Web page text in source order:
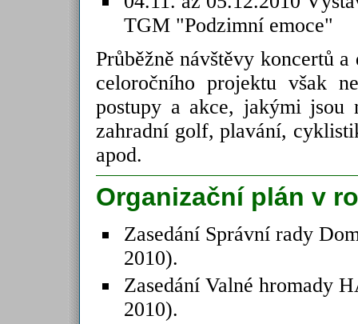
TGM "Podzimní emoce"
Průběžně návštěvy koncertů
celoročního projektu však
postupy a akce, jakými jsou
zahradní golf, plavání,
apod.
Organizační plán v
Zasedání Správní rady
2010).
Zasedání Valné hromady
2010).